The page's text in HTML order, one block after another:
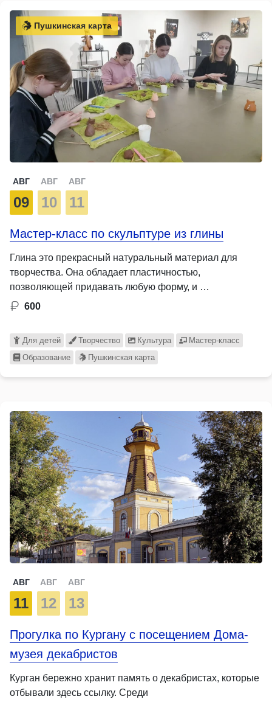
Пушкинская карта
АВГ
09
АВГ
10
АВГ
11
Мастер-класс по скульптуре из глины
Глина это прекрасный натуральный материал для
творчества. Она обладает пластичностью,
позволяющей придавать любую форму, и …
600
Для детей Творчество Культура
Мастер-класс
Образование
Пушкинская карта
АВГ
11
АВГ
12
АВГ
13
Прогулка по Кургану с посещением Дома-
музея декабристов
Курган бережно хранит память о декабристах, которые
отбывали здесь ссылку. Среди